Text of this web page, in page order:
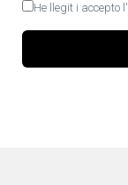
He llegit i accepto l'